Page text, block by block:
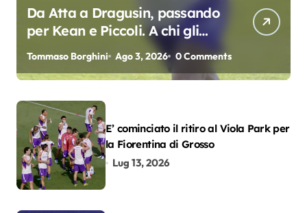
Da Atta a Dragusin, passando
per Kean e Piccoli. A chi gli
oscar del precampionato?
Tommaso Borghini Ago 3, 2026 0 Comments
E’ cominciato il ritiro al Viola Park per
la Fiorentina di Grosso
Lug 13, 2026